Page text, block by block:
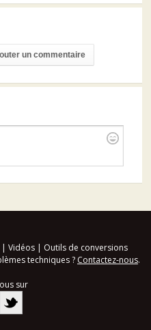
un commentaire
| Vidéos| Outils de conversions
techniques ? Contactez-nous.
sur